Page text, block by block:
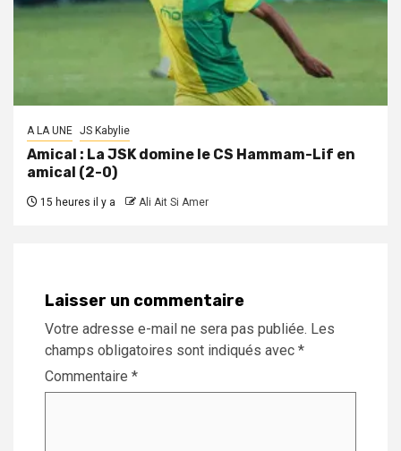
A LA UNE JS Kabylie
Amical : La JSK domine le CS Hammam-Lif en
amical (2-0)
15 heures il y a Ali Ait Si Amer
Laisser un commentaire
Votre adresse e-mail ne sera pas publiée. Les
champs obligatoires sont indiqués avec *
Commentaire *